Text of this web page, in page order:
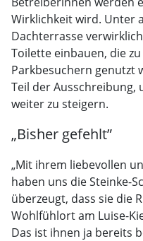
Wirklichkeit wird. Unter
Dachterrasse
Toilette einbauen, die
Parkbesuchern genutzt
Teil der
weiter zu steigern.
„Bisher gefehlt”
„Mit ihrem liebevollen
haben uns die Steinke-
überzeugt, dass sie die
Wohlfühlort am Luise-
Das ist ihnen ja bereits